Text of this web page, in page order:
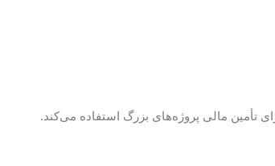
تأمین مالی پروژه‌های بزرگ استفاده می‌کند.